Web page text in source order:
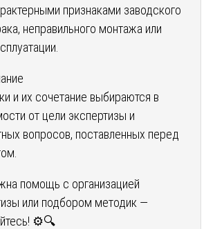
признаками заводского
неправильного монтажа или
и их сочетание выбираются в
от цели экспертизы и
вопросов, поставленных перед
помощь с организацией
или подбором методик —
⚙️🔍